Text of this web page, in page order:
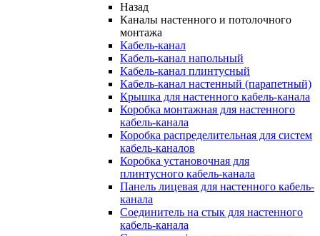
Назад
Каналы настенного и потолочного
монтажа
Кабель-канал
Кабель-канал напольный
Кабель-канал плинтусный
Кабель-канал настенный (парапетный)
Крышка для настенного кабель-канала
Коробка монтажная для настенного
кабель-канала
Коробка распределительная для систем
кабель-каналов
Коробка установочная для
плинтусного кабель-канала
Панель лицевая для настенного кабель-
канала
Соединитель на стык для настенного
кабель-канала